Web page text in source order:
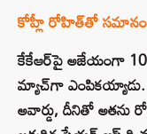
కోహ్లీ రోహిత్‌తో సమానం
కేకేఆర్‌పై అజేయంగా
మ్యాచ్‌గా
అవార్డు, దీనితో